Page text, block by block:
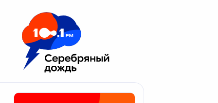
Москва 100.1 FM
Апатиты